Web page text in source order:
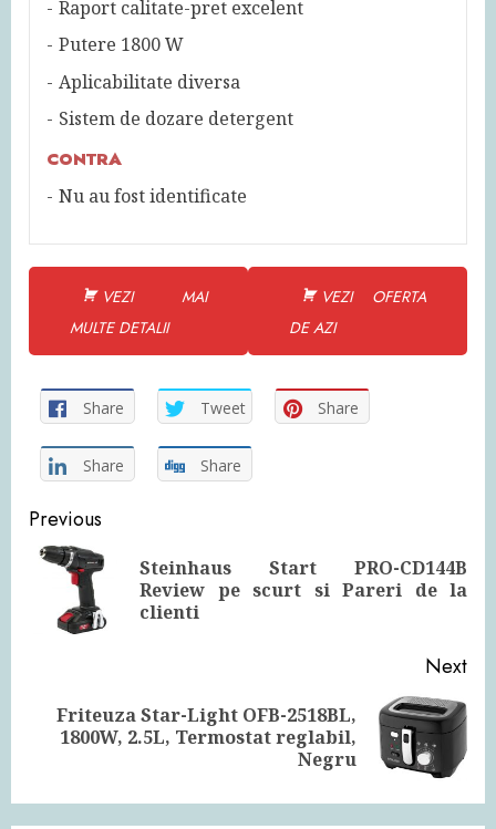
Raport calitate-pret excelent
Putere 1800 W
Aplicabilitate diversa
Sistem de dozare detergent
CONTRA
Nu au fost identificate
VEZI MAI
MULTE DETALII
VEZI OFERTA
DE AZI
Share Tweet Share
Share Share
Continue
Reading
Previous
Steinhaus Start PRO-CD144B
Review pe scurt si Pareri de la
clienti
Next
Next
Friteuza Star-Light OFB-2518BL,
1800W, 2.5L, Termostat reglabil,
Negru